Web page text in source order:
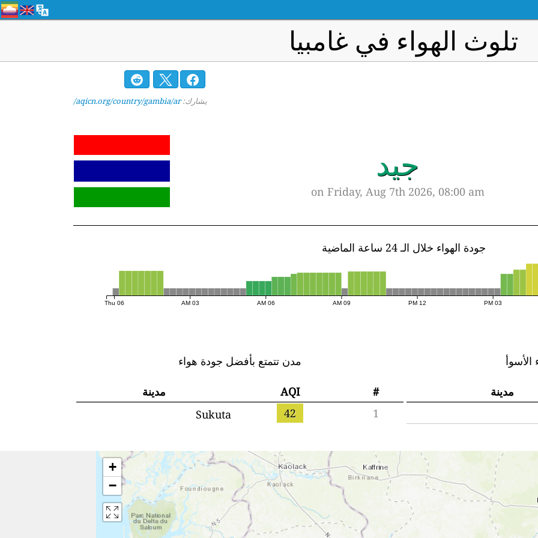
تلوث الهواء في غامبيا
يشارك:aqicn.org/country/gambia/ar/
جيد
on Friday, Aug 7th 2026, 08:00 am
جودة الهواء خلال الـ 24 ساعة الماضية
Thu 06 03 AM 06 AM 09 AM 12 PM 03 PM
الأسوأ
مدينة
مدن تتمتع بأفضل جودة هواء
#
AQI
مدينة
1
42
Sukuta
+
−